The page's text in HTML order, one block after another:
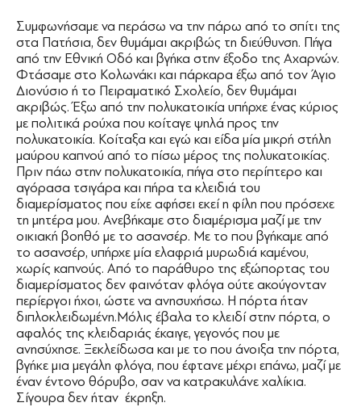
Συμφωνήσαμε να περάσω να την πάρω από το σπίτι της
στα Πατήσια, δεν θυμάμαι ακριβώς τη διεύθυνση. Πήγα
από την Εθνική Οδό και βγήκα στην έξοδο της Αχαρνών.
Φτάσαμε στο Κολωνάκι και πάρκαρα έξω από τον Άγιο
Διονύσιο ή το Πειραματικό Σχολείο, δεν θυμάμαι
ακριβώς. Έξω από την πολυκατοικία υπήρχε ένας κύριος
με πολιτικά ρούχα που κοίταγε ψηλά προς την
πολυκατοικία. Κοίταξα και εγώ και είδα μία μικρή στήλη
μαύρου καπνού από το πίσω μέρος της πολυκατοικίας.
Πριν πάω στην πολυκατοικία, πήγα στο περίπτερο και
αγόρασα τσιγάρα και πήρα τα κλειδιά του
διαμερίσματος που είχε αφήσει εκεί η φίλη που πρόσεχε
τη μητέρα μου. Ανεβήκαμε στο διαμέρισμα μαζί με την
οικιακή βοηθό με το ασανσέρ. Με το που βγήκαμε από
το ασανσέρ, υπήρχε μία ελαφριά μυρωδιά καμένου,
χωρίς καπνούς. Από το παράθυρο της εξώπορτας του
διαμερίσματος δεν φαινόταν φλόγα ούτε ακούγονταν
περίεργοι ήχοι, ώστε να ανησυχήσω. Η πόρτα ήταν
διπλοκλειδωμένη.Μόλις έβαλα το κλειδί στην πόρτα, ο
αφαλός της κλειδαριάς έκαιγε, γεγονός που με
ανησύχησε. Ξεκλείδωσα και με το που άνοιξα την πόρτα,
βγήκε μια μεγάλη φλόγα, που έφτανε μέχρι επάνω, μαζί με
έναν έντονο θόρυβο, σαν να κατρακυλάνε χαλίκια.
Σίγουρα δεν ήταν έκρηξη.